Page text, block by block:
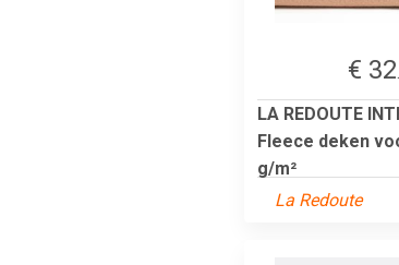
€ 32
LA REDOUTE
Fleece deken
g/m²
La Redoute